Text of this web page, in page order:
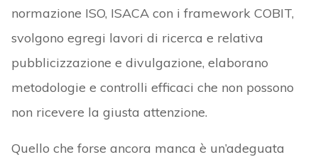
normazione ISO, ISACA con i framework COBIT,
svolgono egregi lavori di ricerca e relativa
pubblicizzazione e divulgazione, elaborano
metodologie e controlli efficaci che non possono
non ricevere la giusta attenzione.
Quello che forse ancora manca è un’adeguata